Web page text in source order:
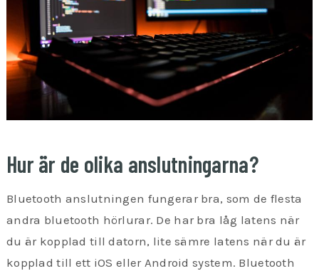
Hur är de olika anslutningarna?
Bluetooth anslutningen fungerar bra, som de flesta
andra bluetooth hörlurar. De har bra låg latens när
du är kopplad till datorn, lite sämre latens när du är
kopplad till ett iOS eller Android system. Bluetooth